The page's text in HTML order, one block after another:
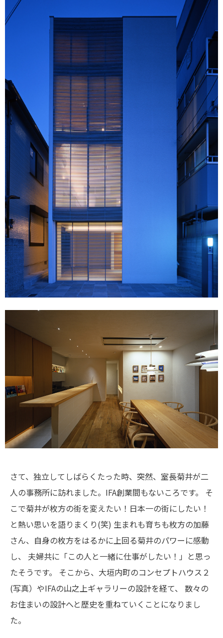
さて、独立してしばらくたった時、突然、室長菊井が二
人の事務所に訪れました。IFA創業間もないころです。
そ
こで菊井が枚方の街を変えたい！日本一の街にしたい！
と熱い思いを語りまくり(笑) 生まれも育ちも枚方の加藤
さん、自身の枚方をはるかに上回る菊井のパワーに感動
し、
夫婦共に「この人と一緒に仕事がしたい！」と思っ
たそうです。
そこから、大垣内町のコンセプトハウス２
(写真）やIFAの山之上ギャラリーの設計を経て、 数々の
お住まいの設計へと歴史を重ねていくことになりまし
た。